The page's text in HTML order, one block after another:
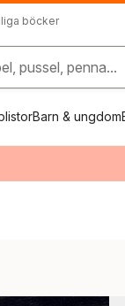
böcker
pussel, penna...
Barn & ungdom